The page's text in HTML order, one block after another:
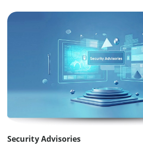
Security Advisories